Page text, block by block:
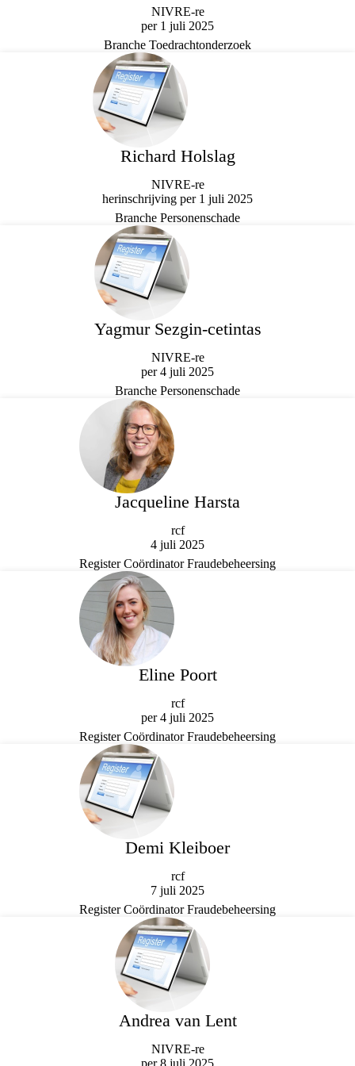
NIVRE-re
per 1 juli 2025
Branche Toedrachtonderzoek
Richard Holslag
NIVRE-re
herinschrijving per 1 juli 2025
Branche Personenschade
Yagmur Sezgin-cetintas
NIVRE-re
per 4 juli 2025
Branche Personenschade
Jacqueline Harsta
rcf
4 juli 2025
Register Coördinator Fraudebeheersing
Eline Poort
rcf
per 4 juli 2025
Register Coördinator Fraudebeheersing
Demi Kleiboer
rcf
7 juli 2025
Register Coördinator Fraudebeheersing
Andrea van Lent
NIVRE-re
per 8 juli 2025